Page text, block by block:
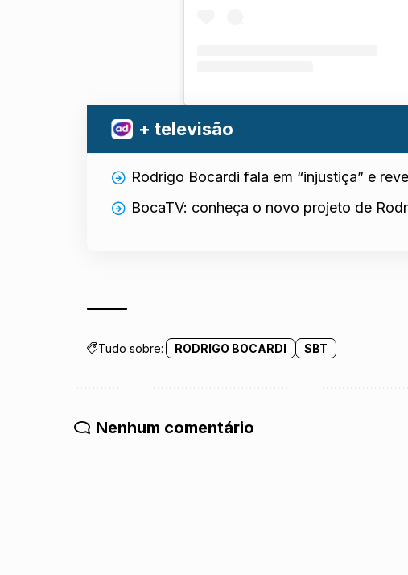
+ televisão
Rodrigo Bocardi fala em “injustiça” e
BocaTV: conheça o novo projeto de
Tudo sobre: RODRIGO BOCARDI SBT
Nenhum comentário